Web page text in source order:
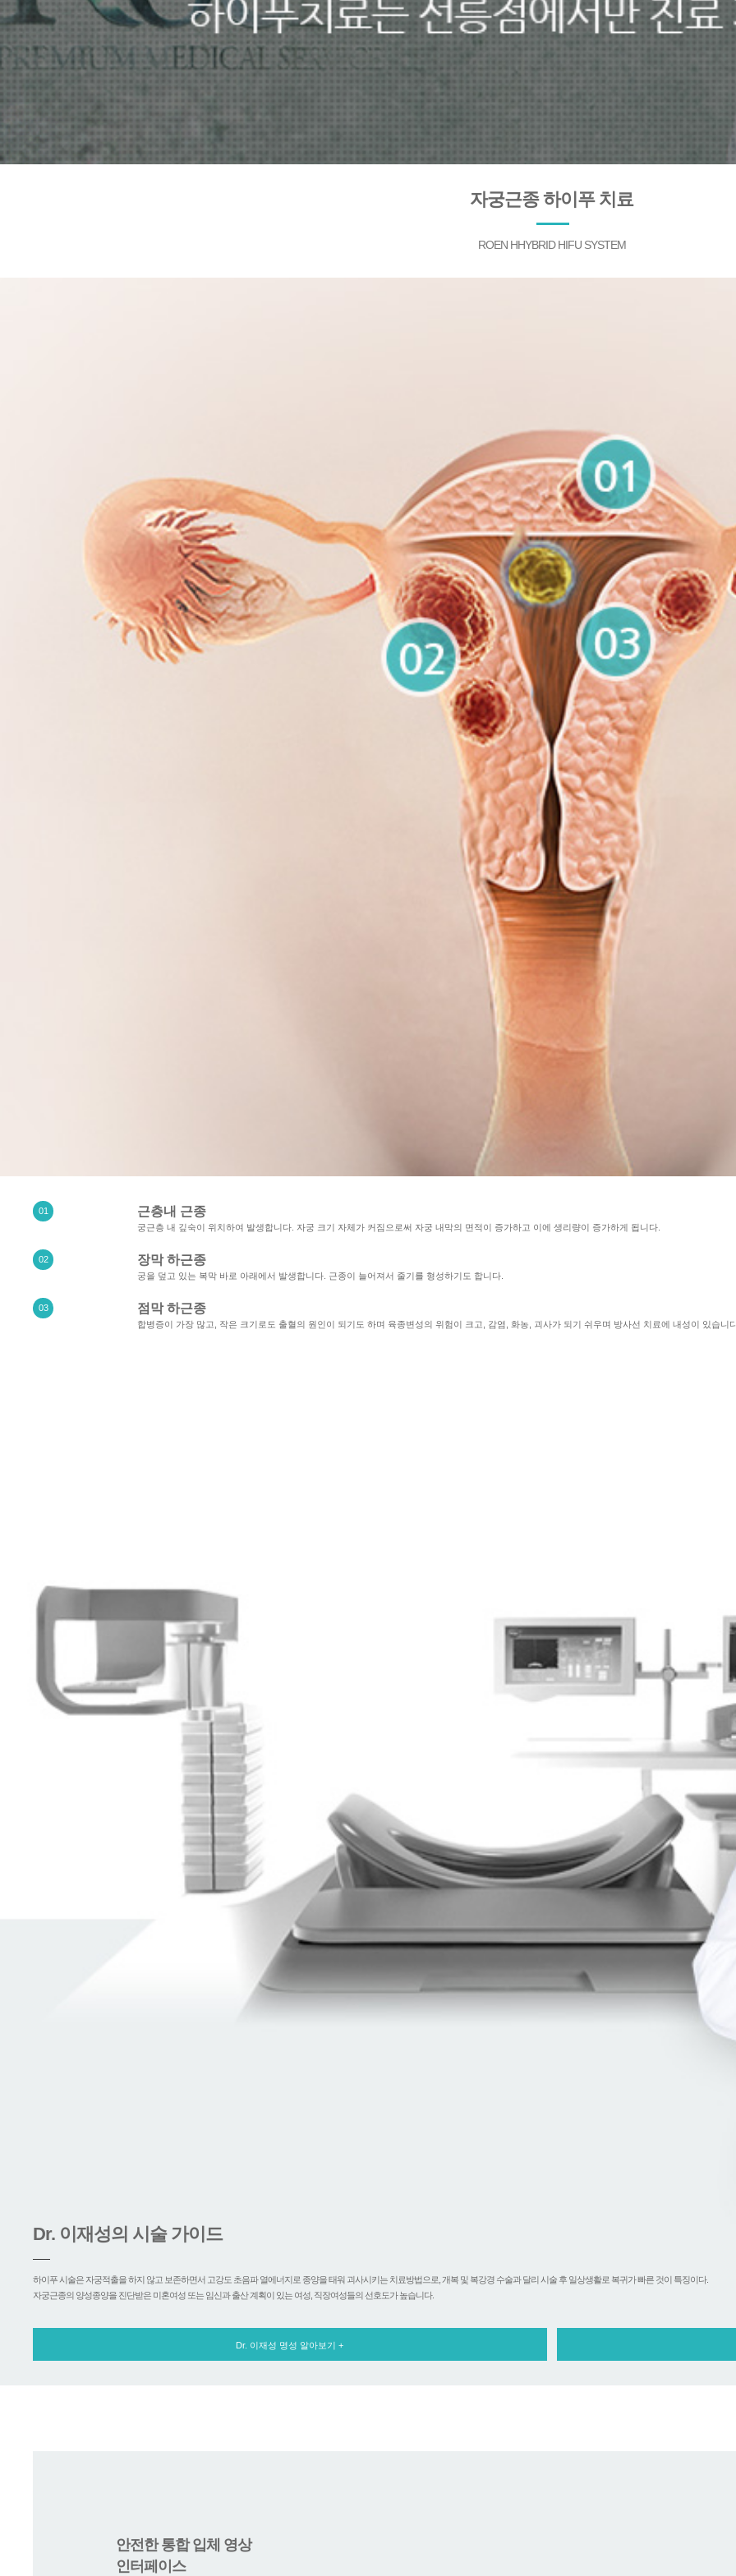
자궁근종 하이푸 치료
ROEN HHYBRID HIFU SYSTEM
01 근층내 근종
궁근층 내 깊숙이 위치하여 발생합니다. 자궁 크기 자체가 커짐으로써 자궁 내막의 면적이 증가하고 이에 생리량이 증가하게 됩니다.
02 장막 하근종
궁을 덮고 있는 복막 바로 아래에서 발생합니다. 근종이 늘어져서 줄기를 형성하기도 합니다.
03 점막 하근종
합병증이 가장 많고, 작은 크기로도 출혈의 원인이 되기도 하며 육종변성의 위험이 크고, 감염, 화농, 괴사가 되기 쉬우며 방사선 치료에 내성이 있습니
Dr. 이재성의 시술 가이드
하이푸 시술은 자궁적출을 하지 않고 보존하면서 고강도 초음파 열에너지로 종양을 태워 괴사시키는 치료방법으로, 개복 및 복강경 수술과 달리 시술 후 일상생활로 복귀가 빠른 것이 특징이다.
자궁근종의 양성종양을 진단받은 미혼여성 또는 임신과 출산 계획이 있는 여성, 직장여성들의 선호도가 높습니다.
Dr. 이재성 명성 알아보기 +
안전한 통합 입체 영상
인터페이스